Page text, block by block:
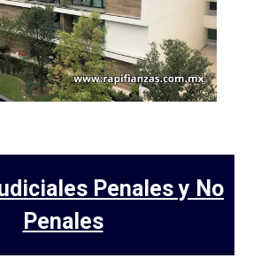
Penales y No
Penales